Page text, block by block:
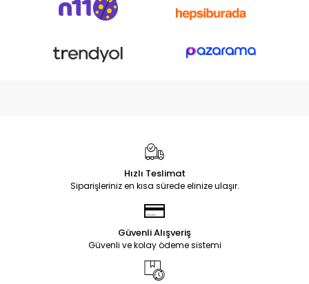
Hızlı Teslimat
Siparişleriniz en kısa sürede elinize ulaşır.
Güvenli Alışveriş
Güvenli ve kolay ödeme sistemi